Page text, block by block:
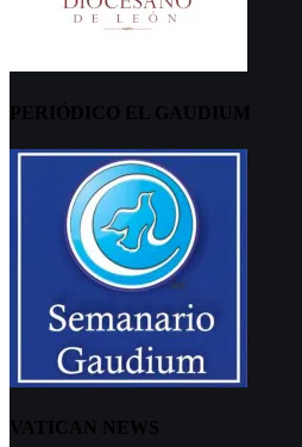
PERIÓDICO EL GAUDIUM
VATICAN NEWS